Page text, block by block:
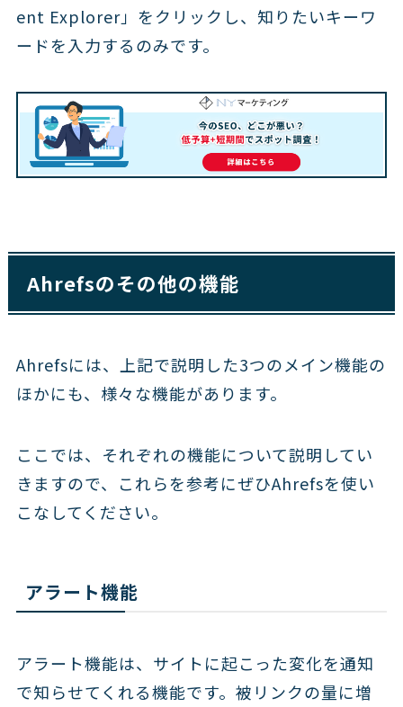
ent Explorer」をクリックし、知りたいキーワ
ードを入力するのみです。
Ahrefsのその他の機能
Ahrefsには、上記で説明した3つのメイン機能の
ほかにも、様々な機能があります。
ここでは、それぞれの機能について説明してい
きますので、これらを参考にぜひAhrefsを使い
こなしてください。
アラート機能
アラート機能は、サイトに起こった変化を通知
で知らせてくれる機能です。被リンクの量に増